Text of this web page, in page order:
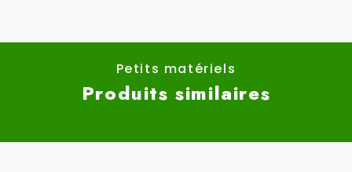
Petits matériels
Produits similaires